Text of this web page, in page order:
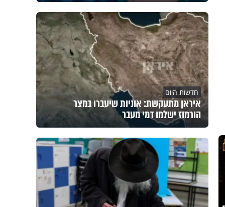
חדשות היום
איראן מתעקשת: אוניות שיעברו במצר
הורמוז ישלמו דמי מעבר